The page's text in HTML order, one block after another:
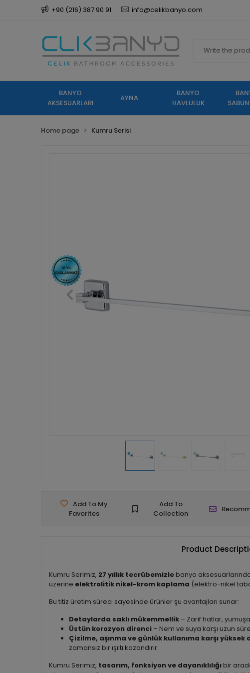
+90 (216) 387 90 91 info@celikbanyo.com
BANYO
AKSESUARLARI
AYNA
BANYO
HAVLULUK
Home page Kumru Serisi
Add To My
Favorites
Add To
Collection
Product
Kumru Serimiz, 27 yıllık tecrübemizle banyo
üzerine elektrolitik nikel-krom kaplama (elektro-nikel
Bu titiz üretim süreci sayesinde ürünler şu avantajları sunar:
Detaylarda saklı mükemmellik – Zarif hatlar,
Üstün korozyon direnci – Nem ve suya karşı uzun
Çizilme, aşınma ve günlük kullanıma karşı yüksek
zamansız bir ışıltı kazandırır
Kumru Serimiz, tasarım, fonksiyon ve dayanıklılığı bir